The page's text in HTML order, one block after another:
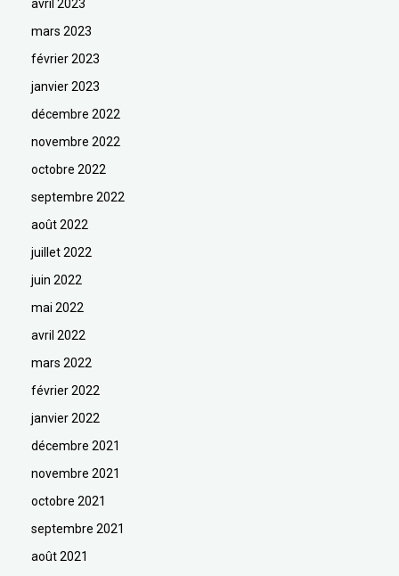
avril 2023
mars 2023
février 2023
janvier 2023
décembre 2022
novembre 2022
octobre 2022
septembre 2022
août 2022
juillet 2022
juin 2022
mai 2022
avril 2022
mars 2022
février 2022
janvier 2022
décembre 2021
novembre 2021
octobre 2021
septembre 2021
août 2021